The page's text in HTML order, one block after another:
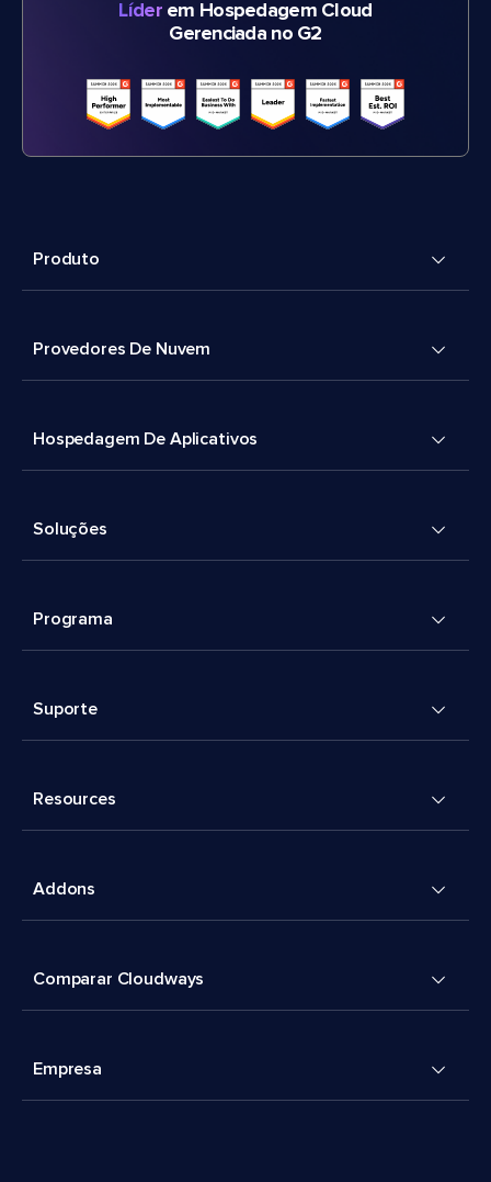
Líderem Hospedagem Cloud
Gerenciada no G2
Produto
Provedores De Nuvem
Hospedagem De Aplicativos
Soluções
Programa
Suporte
Resources
Addons
Comparar Cloudways
Empresa